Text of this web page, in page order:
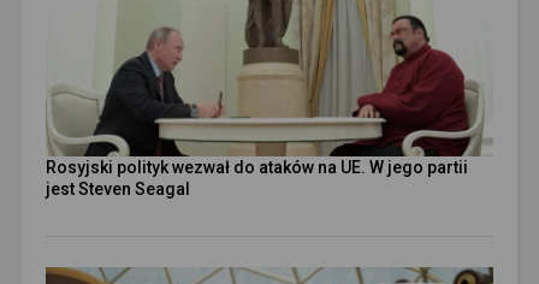
Rosyjski polityk wezwał do ataków na UE. W jego partii
jest Steven Seagal